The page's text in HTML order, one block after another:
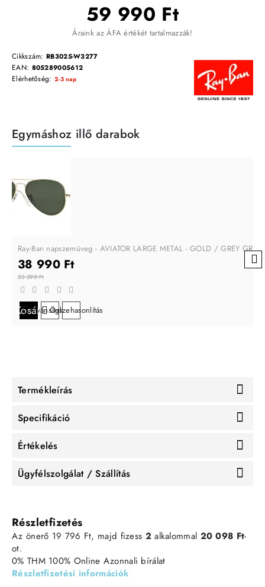
59 990 Ft
Áraink az ÁFA értékét tartalmazzák!
Cikkszám: RB3025-W3277
EAN: 805289005612
Elérhetőség: 2-3 nap
Egymáshoz illő darabok
Ray-Ban napszemüveg - AVIATOR LARGE METAL - GOLD / GREY
38 990 Ft
53 390 Ft
Kosárba
Kívánságlistára
Összehasonlítás
Termékleírás
Specifikáció
Értékelés
Ügyfélszolgálat / Szállítás
Részletfizetés
Az önerő 19 796 Ft, majd fizess 2alkalommal 20 098 Ft-
ot.
0% THM 100% Online Azonnali bírálat
Részletfizetési információk